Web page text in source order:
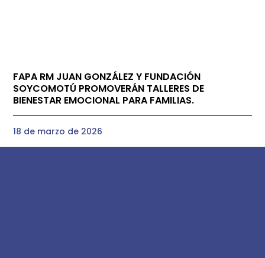
FAPA RM JUAN GONZÁLEZ Y FUNDACIÓN
SOYCOMOTÚ PROMOVERÁN TALLERES DE
BIENESTAR EMOCIONAL PARA FAMILIAS.
18 de marzo de 2026